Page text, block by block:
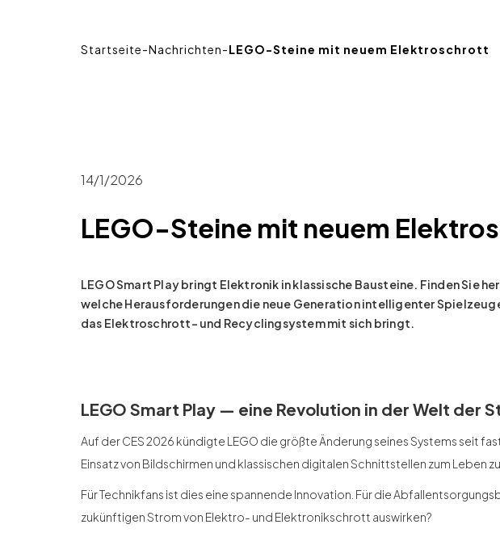
Startseite-Nachrichten-LEGO-Steine mit neuem Elektroschrott
14/1/2026
LEGO-Steine mit neuem
LEGO Smart Play bringt Elektronik in klassische Bausteine. Finden Sie
welche Herausforderungen die neue Generation intelligenter
das Elektroschrott- und Recyclingsystem mit sich bringt.
LEGO Smart Play — eine Revolution in der Welt der
Auf der CES 2026 kündigte LEGO die größte Änderung seines Systems seit
Einsatz von Bildschirmen und klassischen digitalen Schnittstellen zum Leben
Für Technikfans ist dies eine spannende Innovation. Für die
zukünftigen Strom von Elektro- und Elektronikschrott auswirken?